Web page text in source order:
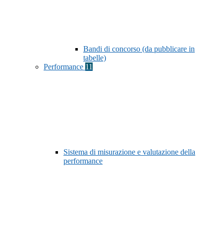
Bandi di concorso (da pubblicare in
tabelle)
Performance 11
Sistema di misurazione e valutazione della
performance